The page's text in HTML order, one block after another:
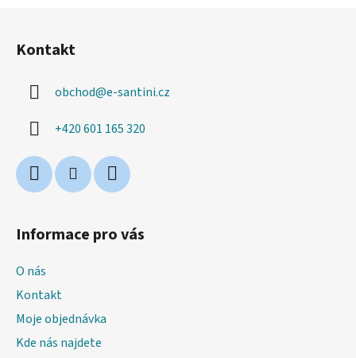
Kontakt
obchod@e-santini.cz
+420 601 165 320
Informace pro vás
O nás
Kontakt
Moje objednávka
Kde nás najdete